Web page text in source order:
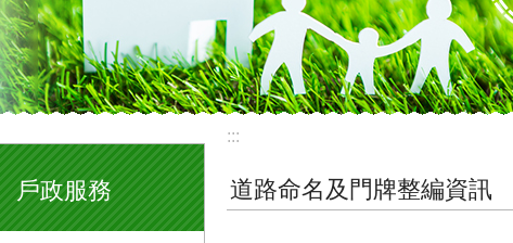
戶政服務
:::
道路命名及門牌整編資訊